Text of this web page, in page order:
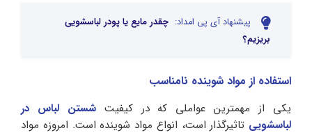
پیشنهاد آی پی امداد: چقدر مایع یا پودر لباسشویی
بریزیم؟
استفاده از مواد شوینده نامناسب
یکی از مهمترین عواملی که در کیفیتشستن لباس در
لباسشویی تاثیرگذار است، انواع مواد شوینده است. امروزه مواد